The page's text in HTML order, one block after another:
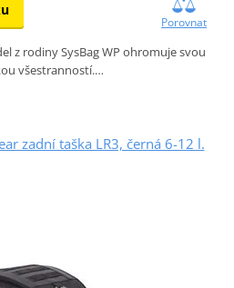
Porovnat
z rodiny SysBag WP ohromuje svou
všestranností.…
zadní taška LR3, černá 6-12 l.